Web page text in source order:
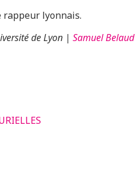
rappeur lyonnais.
de Lyon | Samuel Belaud